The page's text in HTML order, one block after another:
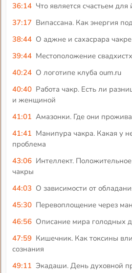
36:14 Что является счастьем для
37:17 Випассана. Как энергия
38:44 О аджне и сахасрара чакре
39:44 Местоположение
40:24 О логотипе клуба oum.ru
40:40 Работа чакр. Есть ли
и женщиной
41:01 Амазонки. Где они
41:41 Манипура чакра. Какая у
проблема
43:06 Интеллект.
чакры
44:03 О зависимости от
45:30 Перевоплощение через
46:56 Описание мира голодных
47:59 Кишечник. Как токсины
сознания
49:11 Экадаши. День духовной